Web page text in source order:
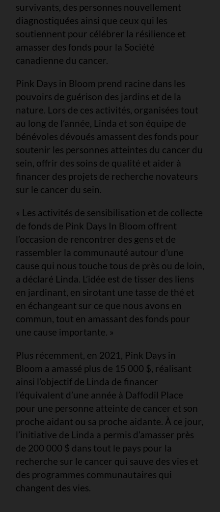
survivants, des personnes nouvellement
diagnostiquées ainsi que ceux qui les
soutiennent pour célébrer la résilience et
amasser des fonds pour la Société
canadienne du cancer.
Pink Days in Bloom prend racine dans les
pouvoirs de guérison des jardins et de la
nature. Lors de ces activités, organisées tout
au long de l’année, Linda et son équipe de
bénévoles dévoués amassent des fonds pour
soutenir les personnes atteintes du cancer du
sein, offrir des soins de qualité et aider à
financer des projets de recherche novateurs
sur le cancer du sein.
« Les activités de sensibilisation et de collecte
de fonds de Pink Days In Bloom offrent
l’occasion de rencontrer des gens et de
rassembler la communauté autour d’une
cause qui nous touche tous de près ou de loin,
a déclaré Linda. L’idée est de tisser des liens
en jardinant, en sirotant une tasse de thé et
en échangeant sur ce que nous avons en
commun, tout en amassant des fonds pour
une cause importante. »
Plus récemment, en 2021, Pink Days in
Bloom a amassé plus de 15 000 $, réalisant
ainsi l’objectif de Linda de financer
l’équivalent d’une année à Daffodil Place
pour une personne atteinte de cancer et son
proche aidant ou sa proche aidante. À ce jour,
l’initiative de Linda a permis d’amasser près
de 200 000 $ dans tout le pays pour la
recherche sur le cancer qui sauve des vies et
des programmes communautaires qui
changent des vies.